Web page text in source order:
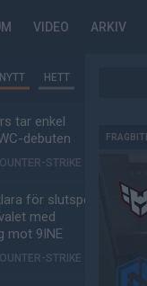
VIDEO ARKIV
NYTT HETT
tar enkel
debuten
STRIKE
för slutspel
med
mot 9INE
STRIKE